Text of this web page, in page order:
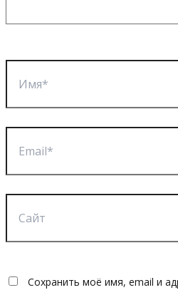
Сохранить моё имя, email и